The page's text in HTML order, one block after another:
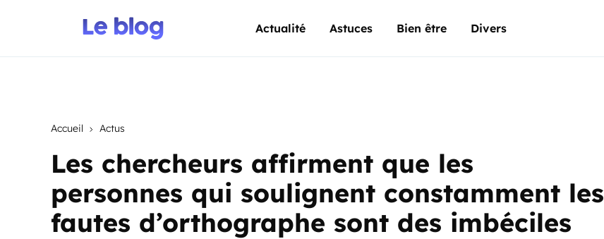
Actualité Astuces Bien être Divers
Accueil Actus
Les chercheurs affirment que les
personnes qui soulignent constamment les
fautes d’orthographe sont des imbéciles